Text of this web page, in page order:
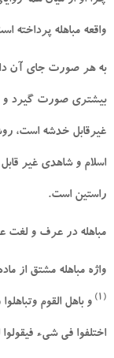
واقعه مباهله
به هر صورت جاى آن
بيشترى صورت گيرد و
غيرقابل خدشه است،
اسلام و شاهدى غير
راستين است.
مباهله در عرف و لغت
واژه مباهله مشتق از
(1) و باهل القوم
اختلفوا في شى‏ء فيقولوا